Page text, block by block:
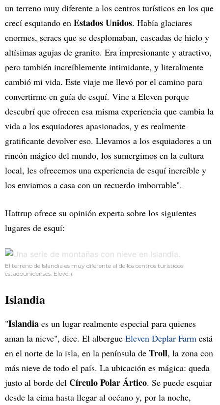
un terreno muy diferente a los centros turísticos en los que
crecí esquiando en Estados Unidos. Había glaciares
enormes, seracs que se desplomaban, cascadas de hielo y
altísimas agujas de granito. Era impresionante y atractivo,
pero también increíblemente intimidante, y literalmente
cambió mi vida. Este viaje me llevó por el camino para
convertirme en guía de esquí. Vine a Eleven porque
descubrí que ofrecen esa misma experiencia que cambia la
vida a los esquiadores apasionados, y es realmente
gratificante devolver eso. Llevamos a los esquiadores a un
rincón mágico del mundo, los sumergimos en la cultura
local, les ofrecemos una experiencia de esquí increíble y
los enviamos a casa con un recuerdo imborrable".
Hattrup ofrece su opinión experta sobre los siguientes
lugares de esquí:
El terreno de Islandia es muy diferente al de los centros turísticos
estadounidenses. Eleven.
Islandia
"Islandia es un lugar realmente especial para quienes
aman la nieve", dice. El albergue Eleven Deplar Farm está
en el norte de la isla, en la península de Troll, la zona con
más nieve de todo el país. La ubicación es mágica: queda
justo al borde del Círculo Polar Ártico. Se puede esquiar
desde la cima hasta llegar al océano y, por la noche,